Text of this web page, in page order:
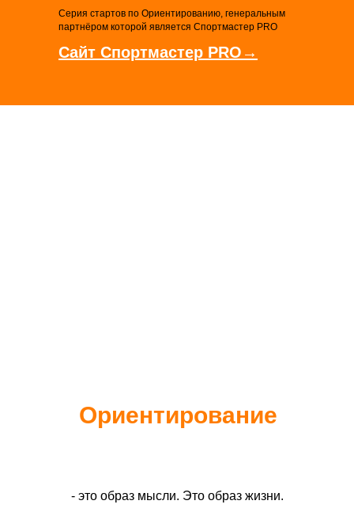
Серия стартов по Ориентированию, генеральным
партнёром которой является Спортмастер PRO
Сайт Спортмастер PRO→
Ориентирование
- это образ мысли. Это образ жизни.